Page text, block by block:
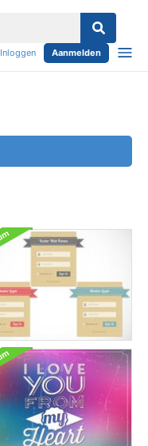
Inloggen Aanmelden